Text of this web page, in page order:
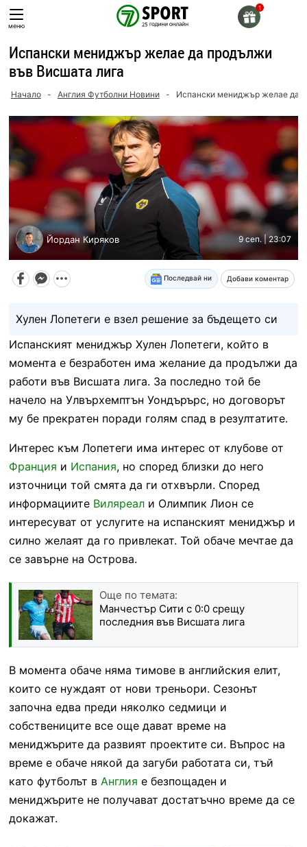
Skip
toменю
Испански мениджър желае да продължи
във Висшата лига
Начало - Англия Футболни Новини - Испански мениджър желае да
Йордан Киряков 9 сеп. | 23:07
Последвай ни Добави коментар
Хулен Лопетеги е взел решение за бъдещето си
Испанският мениджър Хулен Лопетеги, който в
момента е безработен има желание да продължи да
работи във Висшата лига. За последно той бе
начело на Улвърхемптън Уондърърс, но договорът
му бе прекратен поради голям спад в резултатите.
Интерес към Лопетеги има интерес от клубове от
Франция и Испания, но според близки до него
източници той смята да ги отхвърли. Според
информациите Виляреали Олимпик Лион се
интересуват от услугите на испанският мениджър и
силно желаят да го привлекат. Той обаче мечтае да
се завърне на Острова.
Още по темата:
Манчестър Сити с 0:0 срещу
последния във Висшата лига
В момента обаче няма тимове в английския елит,
които се нуждаят от нови треньори. Сезонът
започна едва преди няколко седмици и
собствениците все още дават време на
мениджърите да развият проектите си. Въпрос на
време е обаче някой да загуби работата си, тъй
като футболът в Англия е безпощаден и
мениджърите не получават достатъчно време да се
докажат.